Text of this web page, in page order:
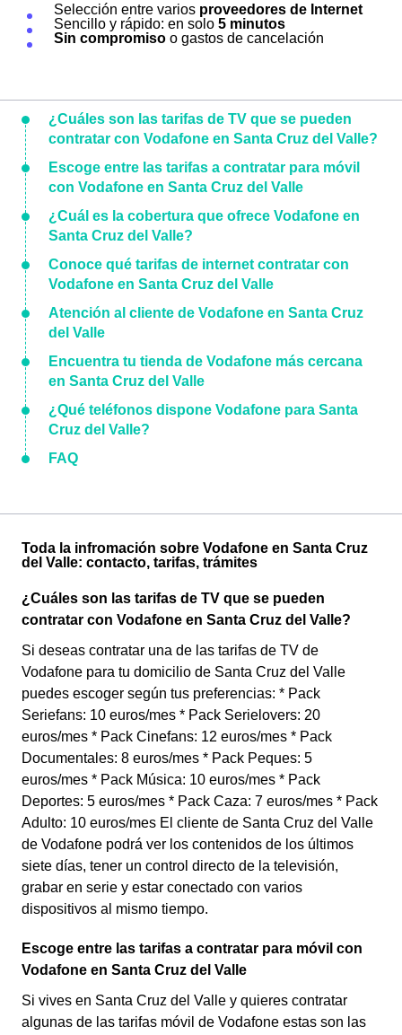
Selección entre varios proveedores de Internet
Sencillo y rápido: en solo 5 minutos
Sin compromiso o gastos de cancelación
¿Cuáles son las tarifas de TV que se pueden
contratar con Vodafone en Santa Cruz del Valle?
Escoge entre las tarifas a contratar para móvil
con Vodafone en Santa Cruz del Valle
¿Cuál es la cobertura que ofrece Vodafone en
Santa Cruz del Valle?
Conoce qué tarifas de internet contratar con
Vodafone en Santa Cruz del Valle
Atención al cliente de Vodafone en Santa Cruz
del Valle
Encuentra tu tienda de Vodafone más cercana
en Santa Cruz del Valle
¿Qué teléfonos dispone Vodafone para Santa
Cruz del Valle?
FAQ
Toda la infromación sobre Vodafone en Santa Cruz
del Valle: contacto, tarifas, trámites
¿Cuáles son las tarifas de TV que se pueden
contratar con Vodafone en Santa Cruz del Valle?
Si deseas contratar una de las tarifas de TV de
Vodafone para tu domicilio de Santa Cruz del Valle
puedes escoger según tus preferencias: * Pack
Seriefans: 10 euros/mes * Pack Serielovers: 20
euros/mes * Pack Cinefans: 12 euros/mes * Pack
Documentales: 8 euros/mes * Pack Peques: 5
euros/mes * Pack Música: 10 euros/mes * Pack
Deportes: 5 euros/mes * Pack Caza: 7 euros/mes * Pack
Adulto: 10 euros/mes El cliente de Santa Cruz del Valle
de Vodafone podrá ver los contenidos de los últimos
siete días, tener un control directo de la televisión,
grabar en serie y estar conectado con varios
dispositivos al mismo tiempo.
Escoge entre las tarifas a contratar para móvil con
Vodafone en Santa Cruz del Valle
Si vives en Santa Cruz del Valle y quieres contratar
algunas de las tarifas móvil de Vodafone estas son las